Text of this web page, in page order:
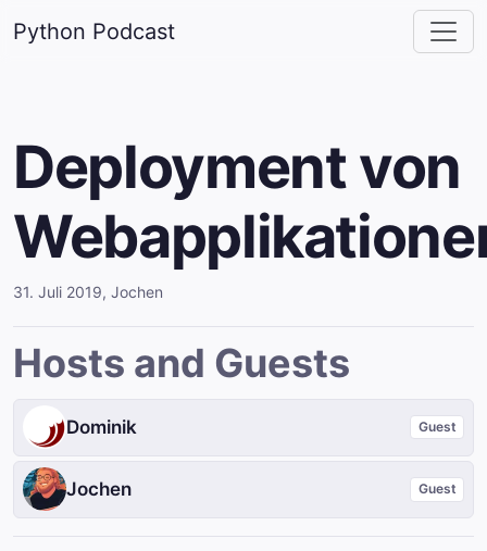
Python Podcast
Deployment von
31. Juli 2019, Jochen
Hosts and Guests
Dominik Guest
Jochen Guest